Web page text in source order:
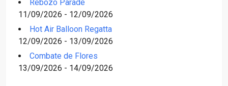
Rebozo Parade
11/09/2026 - 12/09/2026
Hot Air Balloon Regatta
12/09/2026 - 13/09/2026
Combate de Flores
13/09/2026 - 14/09/2026